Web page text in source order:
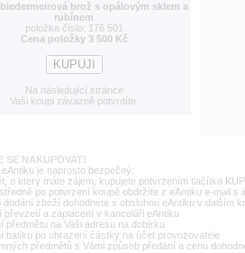
brož s opálovým sklem a
rubínem
položka číslo: 176 501
Cena položky 3 500 Kč
Na následující stránce
Vaši koupi závazně potvrdíte.
SE NAKUPOVAT!
je naprosto bezpečný:
o který máte zájem, kupujete potvrzením tlačítka
po potvrzení koupě obdržíte z eAntiku e-mail s
dodání zboží dohodnete s obsluhou eAntiku v dalším
převzetí a zaplacení v kanceláři eAntiku
předmětu na Vaši adresu na dobírku
balíku po uhrazení částky na účet provozovatele
předmětů s Vámi způsob předání a cenu